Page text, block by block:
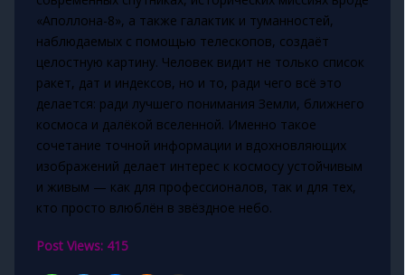
«Аполлона-8», а также галактик и туманностей,
наблюдаемых с помощью телескопов, создаёт
целостную картину. Человек видит не только список
ракет, дат и индексов, но и то, ради чего всё это
делается: ради лучшего понимания Земли, ближнего
космоса и далёкой вселенной. Именно такое
сочетание точной информации и вдохновляющих
изображений делает интерес к космосу устойчивым
и живым — как для профессионалов, так и для тех,
кто просто влюблён в звёздное небо.
Post Views: 415